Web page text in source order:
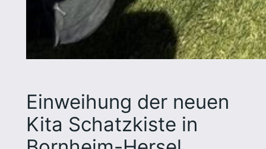
Einweihung der neuen
Kita Schatzkiste in